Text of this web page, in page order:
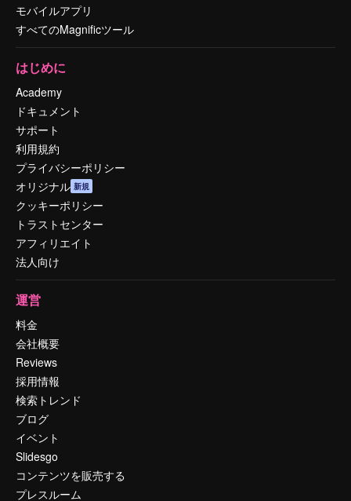
モバイルアプリ
すべてのMagnificツール
はじめに
Academy
ドキュメント
サポート
利用規約
プライバシーポリシー
オリジナル 新規
クッキーポリシー
トラストセンター
アフィリエイト
法人向け
運営
料金
会社概要
Reviews
採用情報
検索トレンド
ブログ
イベント
Slidesgo
コンテンツを販売する
プレスルーム